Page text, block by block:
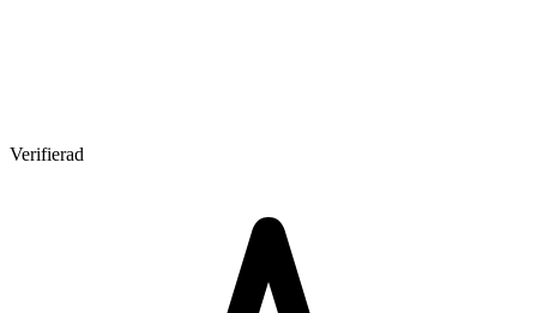
Verifierad